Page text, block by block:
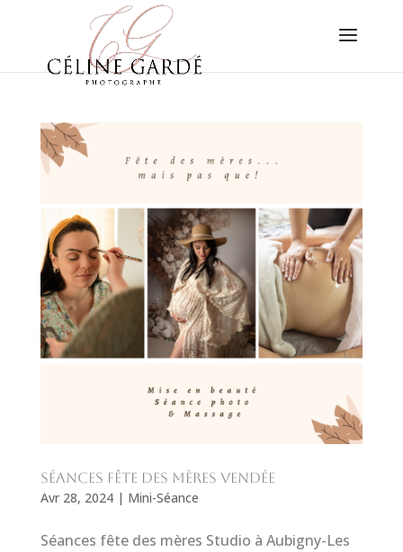
Séances fête des mères Vendée
Avr 28, 2024| Mini-Séance
Séances fête des mères Studio à Aubigny-Les